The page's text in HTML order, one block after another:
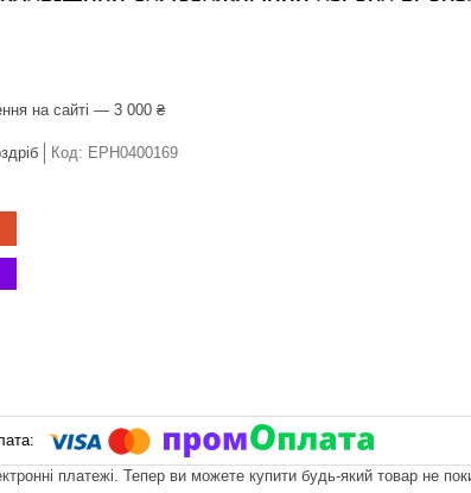
на сайті — 3 000 ₴
Код: EPH0400169
платежі. Тепер ви можете купити будь-який товар не